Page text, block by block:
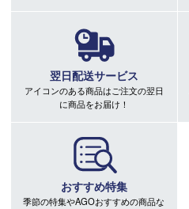
翌日配送サービス
アイコンのある商品はご注文の翌日
に商品をお届け！
おすすめ特集
季節の特集やAGOおすすめの商品な